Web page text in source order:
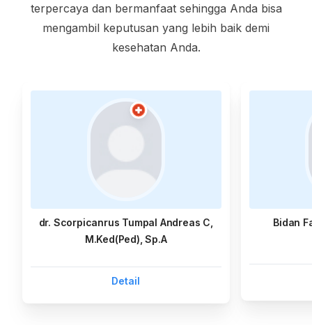
terpercaya dan bermanfaat sehingga Anda bisa
mengambil keputusan yang lebih baik demi
kesehatan Anda.
dr. Scorpicanrus Tumpal Andreas C,
M.Ked(Ped), Sp.A
Detail
Bidan